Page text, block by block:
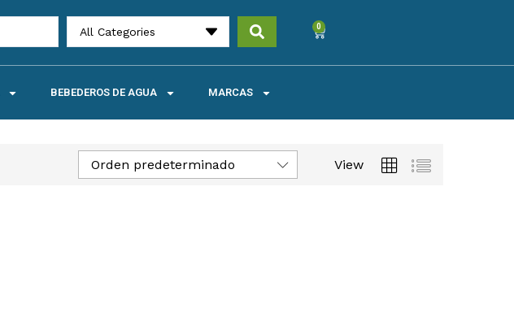
All Categories 0
BEBEDEROS DE AGUA MARCAS
View
Orden predeterminado